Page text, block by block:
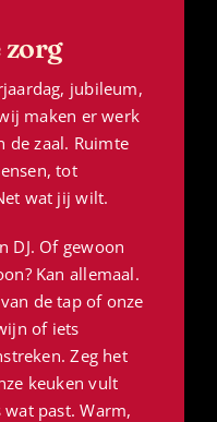
zorg
jubileum,
maken er werk
de zaal. Ruimte
tot
wat jij wilt.
DJ. Of gewoon
Kan allemaal.
de tap of onze
of iets
Zeg het
keuken vult
past. Warm,